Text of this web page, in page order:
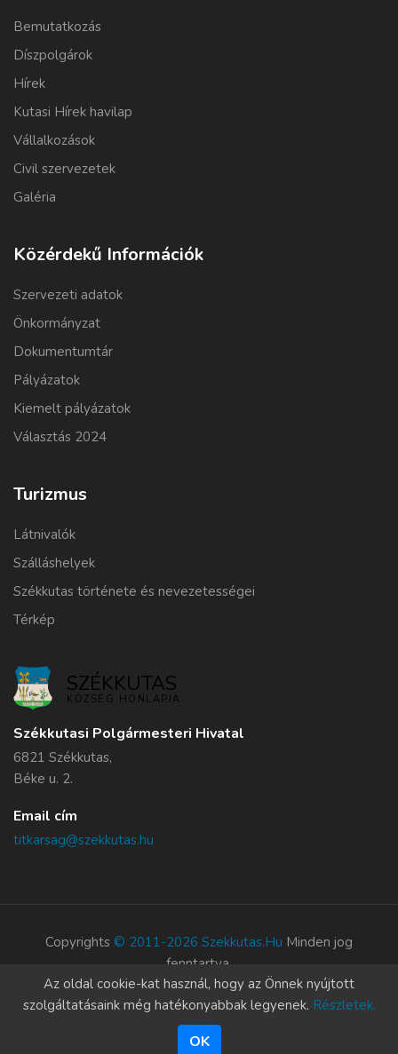
Bemutatkozás
Díszpolgárok
Hírek
Kutasi Hírek havilap
Vállalkozások
Civil szervezetek
Galéria
Közérdekű Információk
Szervezeti adatok
Önkormányzat
Dokumentumtár
Pályázatok
Kiemelt pályázatok
Választás 2024
Turizmus
Látnivalók
Szálláshelyek
Székkutas története és nevezetességei
Térkép
SZÉKKUTAS
KÖZSÉG HONLAPJA
Székkutasi Polgármesteri Hivatal
6821 Székkutas,
Béke u. 2.
Email cím
titkarsag@szekkutas.hu
Copyrights © 2011-2026 Szekkutas.hu Minden jog
fenntartva.
Süti szabályzat
Az oldal cookie-kat használ, hogy az Önnek nyújtott
szolgáltatásaink még hatékonyabbak legyenek. Részletek.
OK